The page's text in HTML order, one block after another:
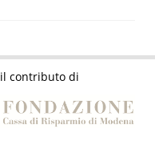
contributo di